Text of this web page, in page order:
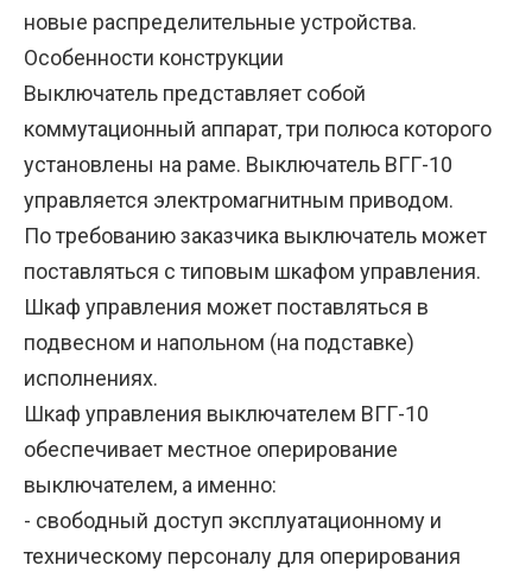
новые распределительные устройства.
Особенности конструкции
Выключатель представляет собой
коммутационный аппарат, три полюса которого
установлены на раме. Выключатель ВГГ-10
управляется электромагнитным приводом.
По требованию заказчика выключатель может
поставляться с типовым шкафом управления.
Шкаф управления может поставляться в
подвесном и напольном (на подставке)
исполнениях.
Шкаф управления выключателем ВГГ-10
обеспечивает местное оперирование
выключателем, а именно:
- свободный доступ эксплуатационному и
техническому персоналу для оперирования